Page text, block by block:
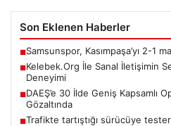
Son Eklenen Haberler
■Samsunspor, Kasımpaşa’yı 2-1
■Kelebek.Org İle Sanal İletişimin
Deneyimi
■DAEŞ’e 30 İlde Geniş Kapsamlı
Gözaltında
■Trafikte tartıştığı sürücüye